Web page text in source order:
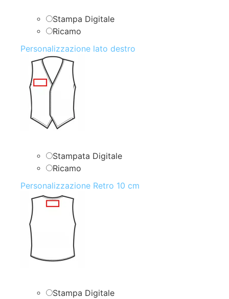
Stampa Digitale
Ricamo
Personalizzazione lato destro
Stampata Digitale
Ricamo
Personalizzazione Retro 10 cm
Stampa Digitale